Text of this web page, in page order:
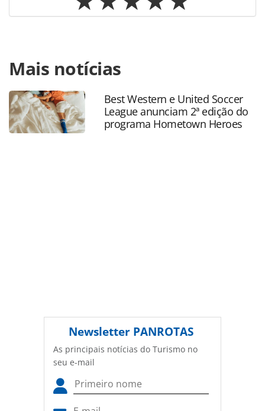
https://www.panrotas.com.br/mercado/operadoras/2026/
operadora-levara-400-agentes-para-rodada-de-negocios-
em-bento-goncalves-rs_225635.html ou as ferramentas
oferecidas na página. Todo o conteúdo produzido pela
PANROTAS Editora é protegido pela legislação brasileira
sobre direito autoral. Não reproduza o conteúdo sem
Mais notícias
Best Western e United Soccer
League anunciam 2ª edição do
programa Hometown Heroes
Newsletter PANROTAS
As principais notícias do Turismo no
seu e-mail